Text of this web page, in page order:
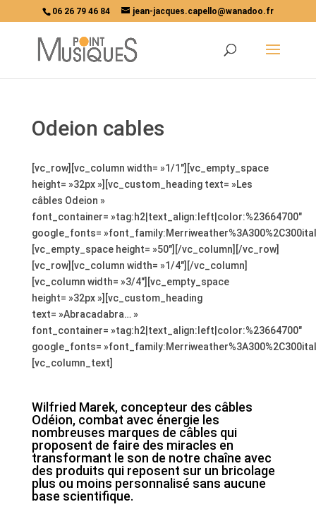
06 26 79 46 84 jean-jacques.capello@wanadoo.fr
Odeion cables
[vc_row][vc_column width= »1/1″][vc_empty_space
height= »32px »][vc_custom_heading text= »Les
câbles Odeion »
font_container= »tag:h2|text_align:left|color:%23664700″
google_fonts=
[vc_empty_space height= »50″][/vc_column][/vc_row]
[vc_row][vc_column width= »1/4″][/vc_column]
[vc_column width= »3/4″][vc_empty_space
height= »32px »][vc_custom_heading
text= »Abracadabra… »
font_container= »tag:h2|text_align:left|color:%23664700″
google_fonts=
[vc_column_text]
Wilfried Marek, concepteur des câbles
Odéion, combat avec énergie les
nombreuses marques de câbles qui
proposent de faire des miracles en
transformant le son de notre chaîne avec
des produits qui reposent sur un bricolage
plus ou moins personnalisé sans aucune
base scientifique.